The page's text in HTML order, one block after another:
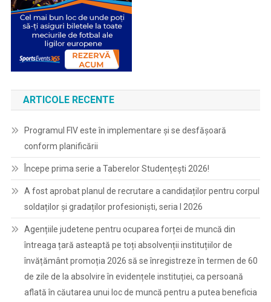
ARTICOLE RECENTE
Programul FIV este în implementare și se desfășoară
conform planificării
Începe prima serie a Taberelor Studențești 2026!
A fost aprobat planul de recrutare a candidaților pentru corpul
soldaților și gradaților profesioniști, seria I 2026
Agențiile judetene pentru ocuparea forței de muncă din
întreaga țară asteaptă pe toți absolvenții instituțiilor de
învățământ promoția 2026 să se înregistreze în termen de 60
de zile de la absolvire în evidențele instituției, ca persoană
aflată în căutarea unui loc de muncă pentru a putea beneficia